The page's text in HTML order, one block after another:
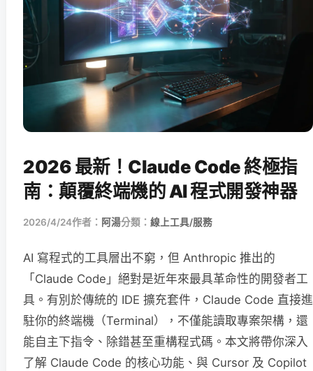
2026 最新！Claude Code 終極指
南：顛覆終端機的 AI 程式開發神器
2026/4/24作者： 阿湯分類： 線上工具/服務
AI 寫程式的工具層出不窮，但 Anthropic 推出的
「Claude Code」絕對是近年來最具革命性的開發者工
具。有別於傳統的 IDE 擴充套件，Claude Code 直接進
駐你的終端機（Terminal），不僅能讀取專案架構，還
能自主下指令、除錯甚至重構程式碼。本文將帶你深入
了解 Claude Code 的核心功能、與 Cursor 及 Copilot